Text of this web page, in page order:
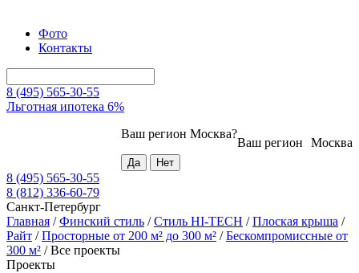
Фото
Контакты
8 (495) 565-30-55
Льготная ипотека 6%
Москва
Ваш регион
Ваш регион Москва?
8 (495) 565-30-55
8 (812) 336-60-79
Санкт-Петербург
Главная /Финский стиль /Стиль HI-TECH /Плоская крыша /
Райт /Просторные от 200 м² до 300 м² /Бескомпромиссные от
300 м² /Все проекты
Проекты